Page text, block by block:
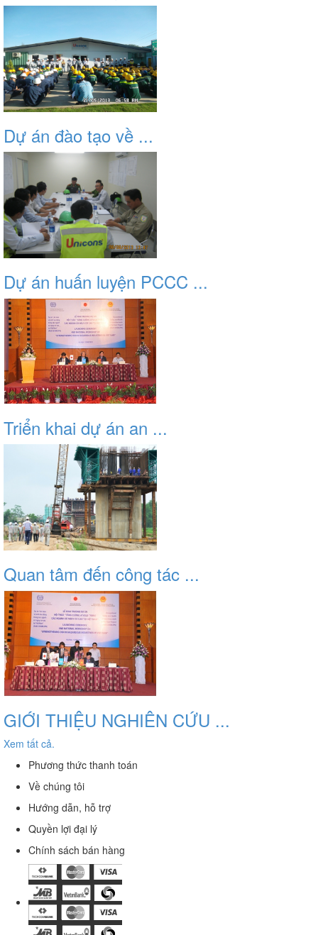
Dự án đào tạo về ...
Dự án huấn luyện PCCC ...
Triển khai dự án an ...
Quan tâm đến công tác ...
GIỚI THIỆU NGHIÊN CỨU ...
Xem tất cả.
Phương thức thanh toán
Về chúng tôi
Hướng dẫn, hỗ trợ
Quyền lợi đại lý
Chính sách bán hàng